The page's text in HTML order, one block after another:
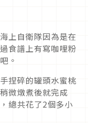
上自衛隊因為是在
食譜上有寫咖哩粉
。
捏碎的罐頭水蜜桃
微燉煮後就完成
總共花了2個多小